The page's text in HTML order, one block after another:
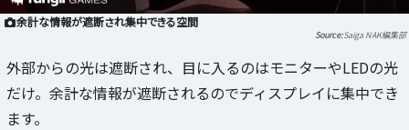
余計な情報が遮断され集中できる空間
Saiga NAK編集部
外部からの光は遮断され、目に入るのはモニターやLEDの光
だけ。余計な情報が遮断されるのでディスプレイに集中でき
ます。